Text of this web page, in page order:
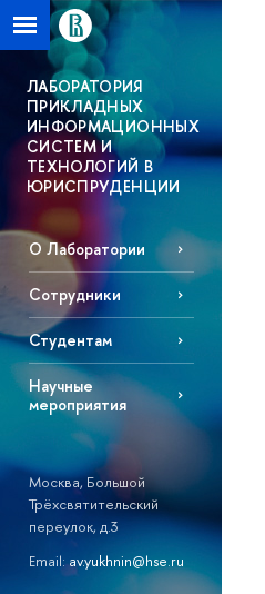
ЛАБОРАТОРИЯ
ПРИКЛАДНЫХ
ИНФОРМАЦИОННЫХ
СИСТЕМ И
ТЕХНОЛОГИЙ В
ЮРИСПРУДЕНЦИИ
О Лаборатории
Сотрудники
Студентам
Научные
мероприятия
Москва, Большой
Трёхсвятительский
переулок, д.3
Email:av.yukhnin@hse.ru